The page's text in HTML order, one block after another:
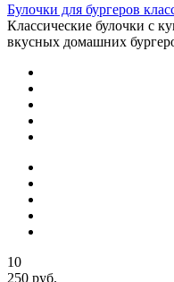
Булочки для бургеров
Классические булочки с
вкусных домашних
10
250 руб.